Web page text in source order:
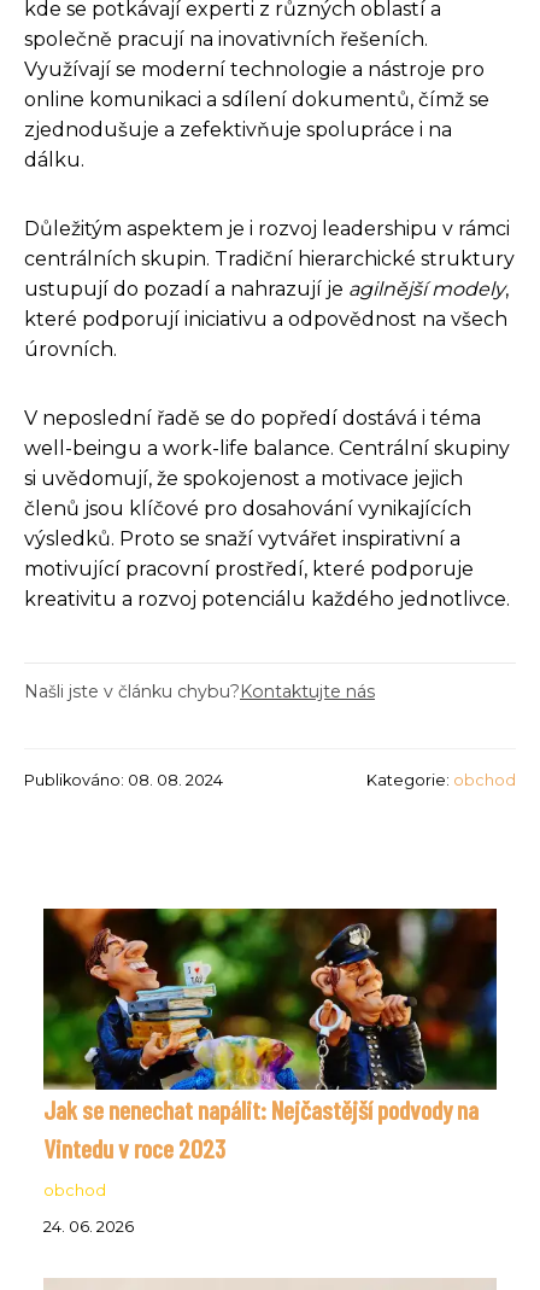
kde se potkávají experti z různých oblastí a
společně pracují na inovativních řešeních.
Využívají se moderní technologie a nástroje pro
online komunikaci a sdílení dokumentů, čímž se
zjednodušuje a zefektivňuje spolupráce i na
dálku.
Důležitým aspektem je i rozvoj leadershipu v rámci
centrálních skupin. Tradiční hierarchické struktury
ustupují do pozadí a nahrazují je agilnější modely,
které podporují iniciativu a odpovědnost na všech
úrovních.
V neposlední řadě se do popředí dostává i téma
well-beingu a work-life balance. Centrální skupiny
si uvědomují, že spokojenost a motivace jejich
členů jsou klíčové pro dosahování vynikajících
výsledků. Proto se snaží vytvářet inspirativní a
motivující pracovní prostředí, které podporuje
kreativitu a rozvoj potenciálu každého jednotlivce.
Našli jste v článku chybu?Kontaktujte nás
Publikováno: 08. 08. 2024 Kategorie: obchod
Jak se nenechat napálit: Nejčastější podvody na
Vintedu v roce 2023
obchod
24. 06. 2026